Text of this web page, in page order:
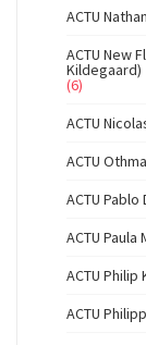
ACTU
ACTU New
Kildegaard)
(6)
ACTU
ACTU
ACTU
ACTU Paula
ACTU Philip
ACTU